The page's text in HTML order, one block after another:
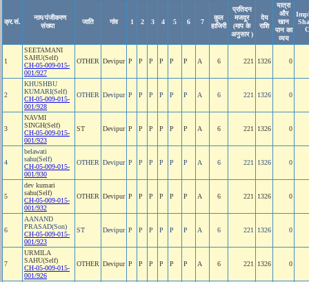
क्र.सं.
नाम/पंजीकरण
संख्या
जाति गांव 1 2 3 4 5 6 7
कुल
हाजिरी
प्रतिदन
मजदूर
(माप के
अनुसार )
देय
राशि
यात्रा
और
खान
पान का
व्यय
1
SEETAMANI
SAHU(Self)
CH-05-009-015-
001/927
OTHER Devipur P P P P P P A 6 221 1326 0
2
KHUSHBU
KUMARI(Self)
CH-05-009-015-
001/928
OTHER Devipur P P P P P P A 6 221 1326 0
3
NAVMI
SINGH(Self)
CH-05-009-015-
001/923
ST Devipur P P P P P P A 6 221 1326 0
4
belawati
sahu(Self)
CH-05-009-015-
001/930
OTHER Devipur P P P P P P A 6 221 1326 0
5
dev kumari
sahu(Self)
CH-05-009-015-
001/932
OTHER Devipur P P P P P P A 6 221 1326 0
6
AANAND
PRASAD(Son)
CH-05-009-015-
001/923
ST Devipur P P P P P P A 6 221 1326 0
7
URMILA
SAHU(Self)
CH-05-009-015-
001/926
OTHER Devipur P P P P P P A 6 221 1326 0